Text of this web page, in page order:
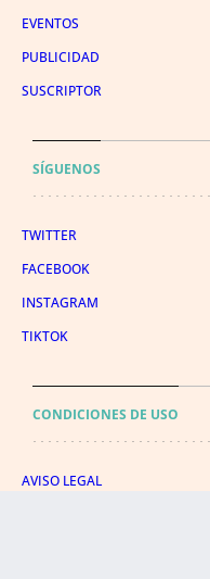
EVENTOS
PUBLICIDAD
SUSCRIPTOR
SÍGUENOS
TWITTER
FACEBOOK
INSTAGRAM
TIKTOK
CONDICIONES DE USO
AVISO LEGAL